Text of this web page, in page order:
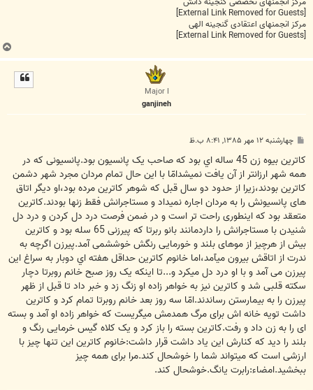
مرکز انجمنهای اعتقادی گنجینه الهی
ب
ا
Major I
ganjineh
پ
ت
چهارشنبه ۱۲ مهر ۱۳۸۵, ۸:۴۱ ب.ظ
کاترين بيوه زن 45 ساله اي بود که صاحب يک پانسيون بود.پانسيونی که در
همه شهر ارزانتر از آن يافت نميشدامّا با اين حال تمام مردان مجرد شهر دشمن
کاترين بودند،زيرا از حدود دو سال قبل که شوهر کاترين مرده بود،او ديگر اتاق
های پانسيونش را به مردان اجاره نميداد و مستاجرانش فقط زنها بودند.کاترين
متعقد بود که اينطوری راحت تر است و در ضمن فرصت درد دل کردن و درد دل
شنيدن با مستاجرانش را داردمانند بانو ربرتا که پيرزنی 65 سله بود و کاترين
بيش از هرچيز از موهای بلند و خورمايی رنگش خوششمی آمد.پيرزن اگرچه به
ندرت از اتاقش بيرون ميآمد،اما خانوم کاترين حداقل هفته اي دوبار به سراغ اين
پيرزن می آمد و با او درد دل ميکرد و...تا اينکه يک روز صبح خانم روبرتا دچار
سکته قلبی شد و کاترين نيز به خواهر زاده او زنگ زد و خبر داد تا قبل از ظهر
پيرزن را به بيمارستن رساندند.امّا سه روز بعد خانم روبرتا تمام کرد و کاترين
داشت تويه خانه اش برای مرگ همدمش ميگريست که خواهر زاده او آمد و بسته
ای را به زن داد و رفت.کاترين بسته را باز کرد و يک کلاه گيس خرمايی رنگ و
بلند را ديد که کنارش اين ياد داشت قرار داشت:خانوم کاترين اين تنها چيز با
ارزشی است که ميتواند شما را خوشحال کند.مرا برای همه چيز
ببخشيد.امضاء:رابرت يانگ.خوشحال کند.